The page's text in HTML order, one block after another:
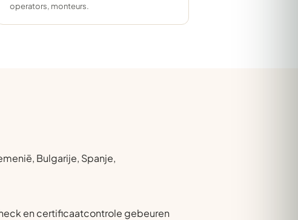
operators, monteurs.
Bulgarije, Spanje,
en certificaatcontrole gebeuren